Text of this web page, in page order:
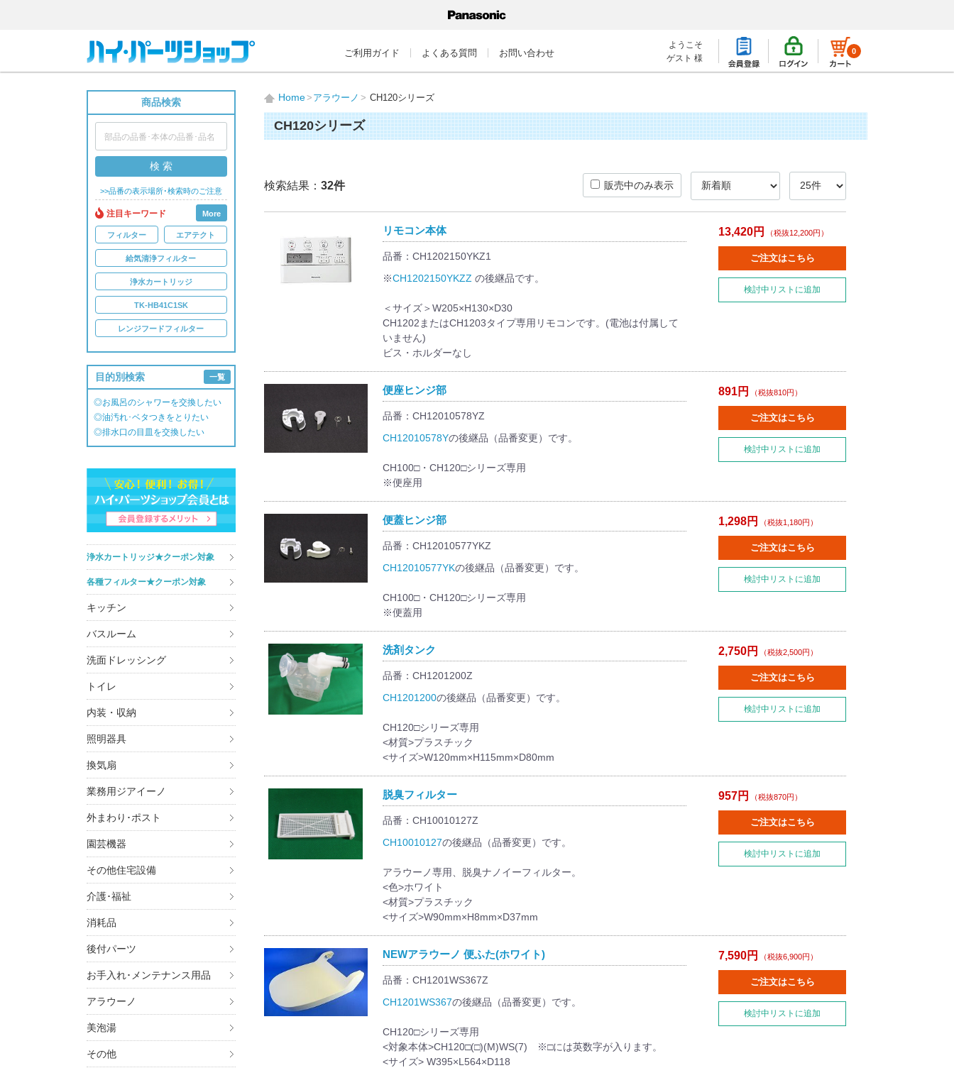
ご利用ガイド よくある質問 お問い合わせ
ようこそ
ゲスト 様
0
商品検索
検 索
>>品番の表示場所･検索時のご注意
注目キーワード More
フィルター エアテクト
給気清浄フィルター
浄水カートリッジ
TK-HB41C1SK
レンジフードフィルター
目的別検索 一覧
◎お風呂のシャワーを交換したい
◎油汚れ･ベタつきをとりたい
◎排水口の目皿を交換したい
浄水カートリッジ★クーポン対象
各種フィルター★クーポン対象
キッチン
バスルーム
洗面ドレッシング
トイレ
内装・収納
照明器具
換気扇
業務用ジアイーノ
外まわり･ポスト
園芸機器
その他住宅設備
介護･福祉
消耗品
後付パーツ
お手入れ･メンテナンス用品
アラウーノ
美泡湯
その他
Home アラウーノ CH120シリーズ
CH120シリーズ
検索結果： 32件 販売中のみ表示
リモコン本体
品番：CH1202150YKZ1
※CH1202150YKZZ の後継品です。
＜サイズ＞W205×H130×D30
CH1202またはCH1203タイプ専用リモコンです。(電池は付属して
いません)
ビス・ホルダーなし
13,420円 （税抜12,200円）
ご注文はこちら
検討中リストに追加
便座ヒンジ部
品番：CH12010578YZ
CH12010578Yの後継品（品番変更）です。
CH100□・CH120□シリーズ専用
※便座用
891円 （税抜810円）
ご注文はこちら
検討中リストに追加
便蓋ヒンジ部
品番：CH12010577YKZ
CH12010577YKの後継品（品番変更）です。
CH100□・CH120□シリーズ専用
※便蓋用
1,298円 （税抜1,180円）
ご注文はこちら
検討中リストに追加
洗剤タンク
品番：CH1201200Z
CH1201200の後継品（品番変更）です。
CH120□シリーズ専用
<材質>プラスチック
<サイズ>W120mm×H115mm×D80mm
2,750円 （税抜2,500円）
ご注文はこちら
検討中リストに追加
脱臭フィルター
品番：CH10010127Z
CH10010127の後継品（品番変更）です。
アラウーノ専用、脱臭ナノイーフィルター。
<色>ホワイト
<材質>プラスチック
<サイズ>W90mm×H8mm×D37mm
957円 （税抜870円）
ご注文はこちら
検討中リストに追加
NEWアラウーノ 便ふた(ホワイト)
品番：CH1201WS367Z
CH1201WS367の後継品（品番変更）です。
CH120□シリーズ専用
<対象本体>CH120□(□)(M)WS(7) ※□には英数字が入ります。
<サイズ> W395×L564×D118
7,590円 （税抜6,900円）
ご注文はこちら
検討中リストに追加